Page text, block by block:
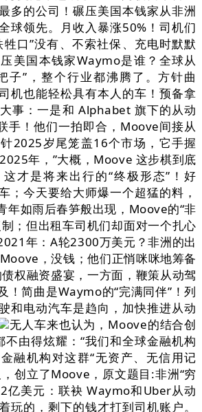
多的公司！碾压美国本钱家从非洲
球领先。月收入暴涨50%！司机们
口”没有、不索社保、充电时默默
美国本钱家Waymo是谁？全球从
子”，整个行业都沸腾了。方针曲
机也能轻松具有本人的车！预备拿
事：一是和 Alphabet 旗下的从动
手！他们一拍即合，Moove间接从
2025岁尾笼盖16个市场，它手握
年，”大概，Moove 这步棋到底
才是将来出行的“终极形态”！好
；今天要给大师爆一个超猛的料，
年如雨后春笋般出现，Moove的“非
；但出租车司机们却面对一个扎心
年：A轮2300万美元？非洲的出
，没钱；他们正悄咪咪地筹备
权融资盛宴，一方面，鞭策从动驾
！简曲是Waymo的“完满同伴”！列
和电动汽车是趋向，加快推进从动
无人车来也认为，Moove的结合创
由得炫耀：“我们和全球金融机构
融机构对这群“无资产、无信用记
创立了Moove，原文题目:非洲“穷
亿美元：联袂 Waymo和Uber从动
玩的，剩下的钱才打到司机账户。